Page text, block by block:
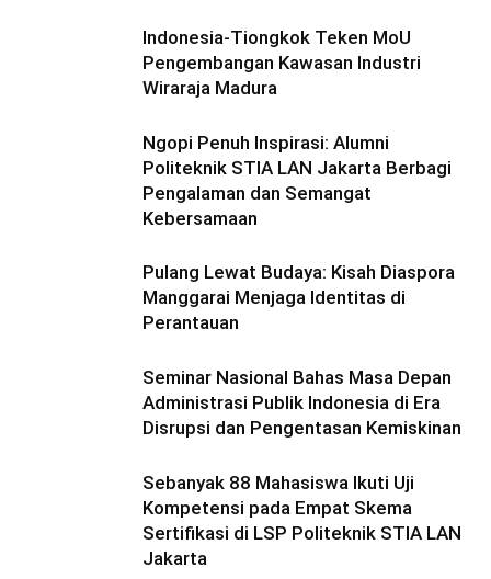
Indonesia-Tiongkok Teken MoU
Pengembangan Kawasan Industri
Wiraraja Madura
Ngopi Penuh Inspirasi: Alumni
Politeknik STIA LAN Jakarta Berbagi
Pengalaman dan Semangat
Kebersamaan
Pulang Lewat Budaya: Kisah Diaspora
Manggarai Menjaga Identitas di
Perantauan
Seminar Nasional Bahas Masa Depan
Administrasi Publik Indonesia di Era
Disrupsi dan Pengentasan Kemiskinan
Sebanyak 88 Mahasiswa Ikuti Uji
Kompetensi pada Empat Skema
Sertifikasi di LSP Politeknik STIA LAN
Jakarta